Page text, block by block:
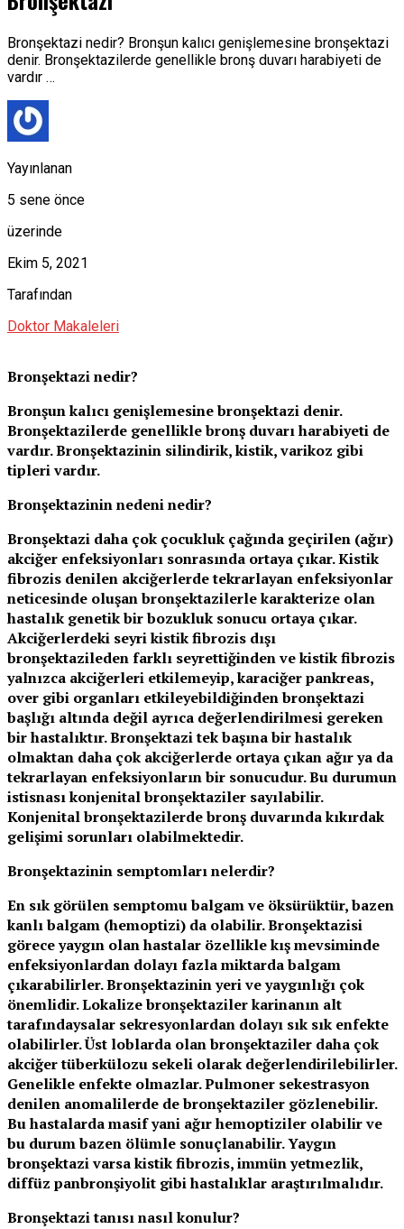
Bronşektazi nedir? Bronşun kalıcı genişlemesine bronşektazi
denir. Bronşektazilerde genellikle bronş duvarı harabiyeti de
vardır …
Yayınlanan
5 sene önce
üzerinde
Ekim 5, 2021
Tarafından
Doktor Makaleleri
Bronşektazi nedir?
Bronşun kalıcı genişlemesine bronşektazi denir.
Bronşektazilerde genellikle bronş duvarı harabiyeti de
vardır. Bronşektazinin silindirik, kistik, varikoz gibi
tipleri vardır.
Bronşektazinin nedeni nedir?
Bronşektazi daha çok çocukluk çağında geçirilen (ağır)
akciğer enfeksiyonları sonrasında ortaya çıkar. Kistik
fibrozis denilen akciğerlerde tekrarlayan enfeksiyonlar
neticesinde oluşan bronşektazilerle karakterize olan
hastalık genetik bir bozukluk sonucu ortaya çıkar.
Akciğerlerdeki seyri kistik fibrozis dışı
bronşektazileden farklı seyrettiğinden ve kistik fibrozis
yalnızca akciğerleri etkilemeyip, karaciğer pankreas,
over gibi organları etkileyebildiğinden bronşektazi
başlığı altında değil ayrıca değerlendirilmesi gereken
bir hastalıktır. Bronşektazi tek başına bir hastalık
olmaktan daha çok akciğerlerde ortaya çıkan ağır ya da
tekrarlayan enfeksiyonların bir sonucudur. Bu durumun
istisnası konjenital bronşektaziler sayılabilir.
Konjenital bronşektazilerde bronş duvarında kıkırdak
gelişimi sorunları olabilmektedir.
Bronşektazinin semptomları nelerdir?
En sık görülen semptomu balgam ve öksürüktür, bazen
kanlı balgam (hemoptizi) da olabilir. Bronşektazisi
görece yaygın olan hastalar özellikle kış mevsiminde
enfeksiyonlardan dolayı fazla miktarda balgam
çıkarabilirler. Bronşektazinin yeri ve yaygınlığı çok
önemlidir. Lokalize bronşektaziler karinanın alt
tarafındaysalar sekresyonlardan dolayı sık sık enfekte
olabilirler. Üst loblarda olan bronşektaziler daha çok
akciğer tüberkülozu sekeli olarak değerlendirilebilirler.
Genelikle enfekte olmazlar. Pulmoner sekestrasyon
denilen anomalilerde de bronşektaziler gözlenebilir.
Bu hastalarda masif yani ağır hemoptiziler olabilir ve
bu durum bazen ölümle sonuçlanabilir. Yaygın
bronşektazi varsa kistik fibrozis, immün yetmezlik,
diffüz panbronşiyolit gibi hastalıklar araştırılmalıdır.
Bronşektazi tanısı nasıl konulur?